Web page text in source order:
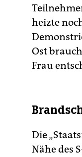
heizte
Ost
Frau
Die
Nähe des